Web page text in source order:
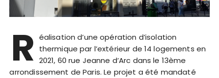
R éalisation d’une opération d’isolation
thermique par l’extérieur de 14 logements en
2021, 60 rue Jeanne d’Arc dans le 13ème
arrondissement de Paris. Le projet a été mandaté